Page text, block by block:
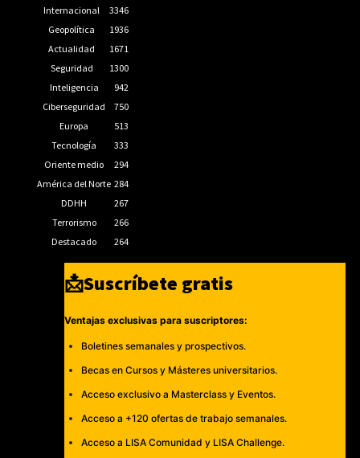
Internacional
3346
Geopolítica
1936
Actualidad
1671
Seguridad
1300
Inteligencia
942
Ciberseguridad
750
Europa
513
Tecnología
333
Oriente medio
294
América del Norte 284
DDHH
267
Terrorismo
266
Destacado
264
📩Suscríbete gratis
Ventajas exclusivas para suscriptores:
Boletines semanales y prospectivos.
Becas en Cursos y Másteres universitarios.
Acceso exclusivo a Masterclass y Eventos.
Acceso a +120 ofertas de trabajo semanales.
Acceso a LISA Comunidad y LISA Challenge.